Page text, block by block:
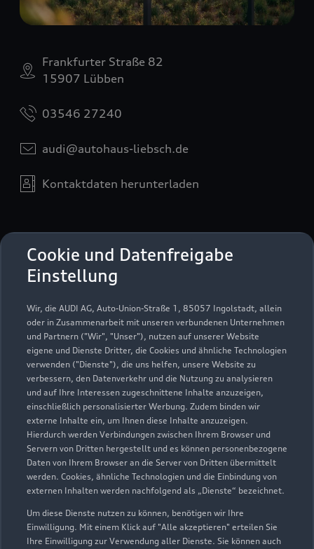
Cookie und Datenfreigabe
Einstellung
Wir, die AUDI AG, Auto-Union-Straße 1, 85057 Ingolstadt, allein
oder in Zusammenarbeit mit unseren verbundenen Unternehmen
und Partnern ("Wir", "Unser"), nutzen auf unserer Website
eigene und Dienste Dritter, die Cookies und ähnliche Technologien
verwenden ("Dienste"), die uns helfen, unsere Website zu
verbessern, den Datenverkehr und die Nutzung zu analysieren
und auf Ihre Interessen zugeschnittene Inhalte anzuzeigen,
einschließlich personalisierter Werbung. Zudem binden wir
externe Inhalte ein, um Ihnen diese Inhalte anzuzeigen.
Hierdurch werden Verbindungen zwischen Ihrem Browser und
Servern von Dritten hergestellt und es können personenbezogene
Daten von Ihrem Browser an die Server von Dritten übermittelt
werden. Cookies, ähnliche Technologien und die Einbindung von
externen Inhalten werden nachfolgend als „Dienste“ bezeichnet.
Um diese Dienste nutzen zu können, benötigen wir Ihre
Einwilligung. Mit einem Klick auf "Alle akzeptieren" erteilen Sie
Ihre Einwilligung zur Verwendung aller Dienste. Sie können auch
Frankfurter Straße 82
15907 Lübben
03546 27240
audi@autohaus-liebsch.de
Kontaktdaten herunterladen
Öffnungszeiten
Geschlossen ,öffnet am Samstag 07:00
Verkauf
Geschlossen,öffnet am Samstag 08:00